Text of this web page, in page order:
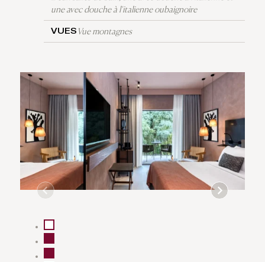
une avec douche à l'italienne oubaignoire
VUES Vue montagnes